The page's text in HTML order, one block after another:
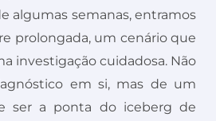
algumas semanas, entramos
prolongada, um cenário que
investigação cuidadosa. Não
em si, mas de um
ser a ponta do iceberg de